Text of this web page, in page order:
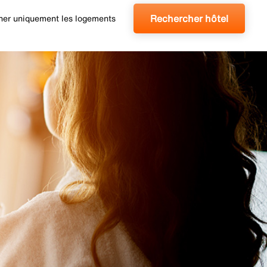
uniquement les logements Rechercher hôtel